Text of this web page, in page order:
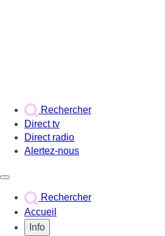
Rechercher
Direct tv
Direct radio
Alertez-nous
Rechercher
Accueil
Info